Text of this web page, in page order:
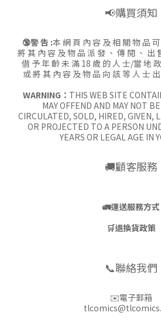
📢購買須知
🔞警 告 :本 網 頁 內 容 及 相 關 物 品
將 其 內 容 及 物 品 派 發 、 傳 閱 、 出
借 予 年 齡 未 滿 18 歲 的 人 士/當 地
或 將 其 內 容 及 物 品 向 該 等 人 士
WARNING： THIS WEB SITE
MAY OFFEND AND MAY NOT
CIRCULATED, SOLD, HIRED, GIVEN,
OR PROJECTED TO A PERSON
YEARS OR LEGAL AGE IN
🚚顧客服務
🚛運送服務方式
🛒退換貨政策
📞聯絡我們
✉️電子郵箱